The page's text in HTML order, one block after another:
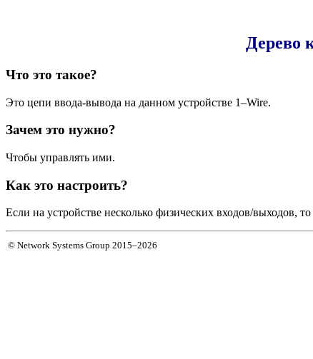
Дерево
Что это такое?
Это цепи ввода-вывода на данном устройстве 1–Wire.
Зачем это нужно?
Чтобы управлять ими.
Как это настроить?
Если на устройстве несколько физических входов/выходов,
© Network Systems Group 2015–2026